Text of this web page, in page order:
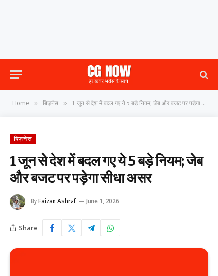
Home » बिज़नेस » ​1 जून से देश में बदल गए ये 5 बड़े नियम; जेब और बजट पर पड़ेगा सीधा असर
बिज़नेस
​1 जून से देश में बदल गए ये 5 बड़े नियम; जेब
और बजट पर पड़ेगा सीधा असर
ByFaizan Ashraf June 1, 2026
Share